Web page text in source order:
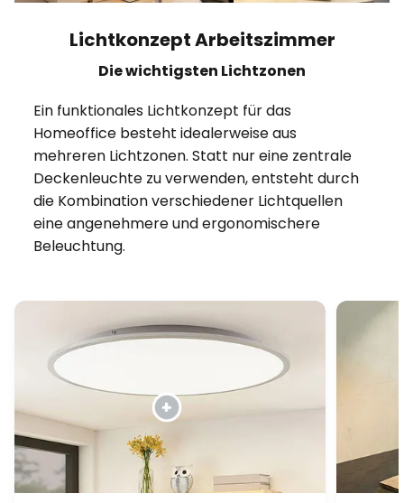
Lichtkonzept Arbeitszimmer
Die wichtigsten Lichtzonen
Ein funktionales Lichtkonzept für das
Homeoffice besteht idealerweise aus
mehreren Lichtzonen. Statt nur eine zentrale
Deckenleuchte zu verwenden, entsteht durch
die Kombination verschiedener Lichtquellen
eine angenehmere und ergonomischere
Beleuchtung.